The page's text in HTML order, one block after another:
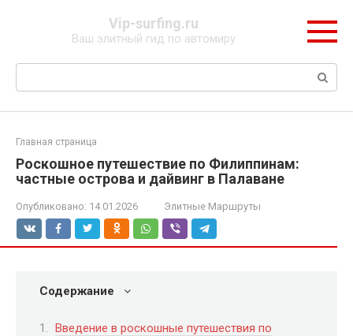
Vip-surfing.ru
Ваш элитный гид по автомиру
Поиск:
Главная страница
Роскошное путешествие по Филиппинам:
частные острова и дайвинг в Палаване
Опубликовано: 14.01.2026 Элитные Маршруты
Содержание
Введение в роскошные путешествия по